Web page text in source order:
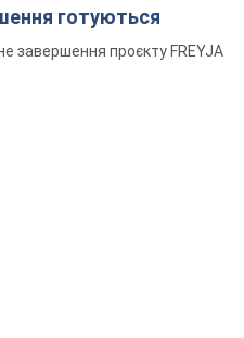
готуються
завершення проєкту FREYJA